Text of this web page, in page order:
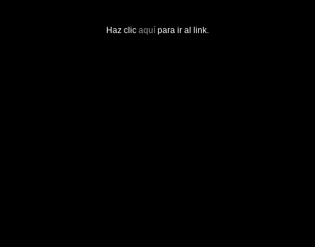
Haz clic aquí para ir al link.